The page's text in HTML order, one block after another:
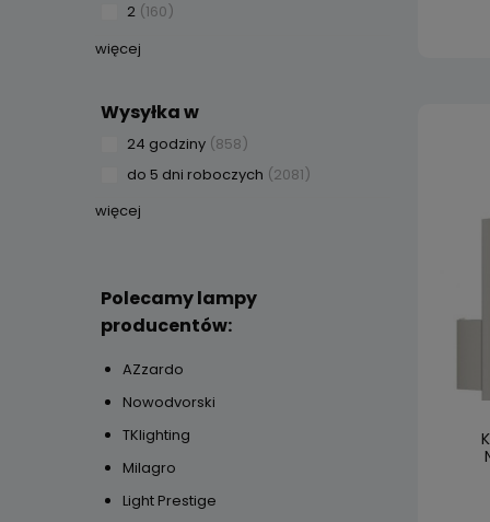
2 (160)
więcej
Wysyłka w
24 godziny (858)
do 5 dni roboczych (2081)
więcej
Polecamy lampy
producentów:
AZzardo
Nowodvorski
TKlighting
Milagro
Light Prestige